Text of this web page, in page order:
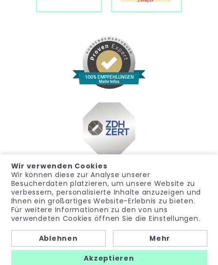
100% EMPFEHLUNGEN
Mehr Infos
© noma-med – Ein Geschäftsbereich der PubliCare GmbH
Impressum Datenschutz
Widerrufsrecht
Wir verwenden Cookies
Wir können diese zur Analyse unserer
Besucherdaten platzieren, um unsere Website zu
verbessern, personalisierte Inhalte anzuzeigen und
Ihnen ein großartiges Website-Erlebnis zu bieten.
Für weitere Informationen zu den von uns
verwendeten Cookies öffnen Sie die Einstellungen.
Ablehnen
Akzeptieren
Mehr